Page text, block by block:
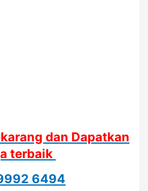
dan Dapatkan
terbaik
6494